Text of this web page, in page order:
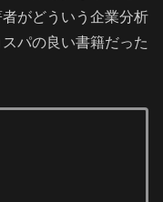
がどういう企業分析
パの良い書籍だった